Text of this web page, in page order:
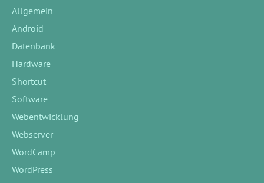
Allgemein
Android
Datenbank
Hardware
Shortcut
Software
Webentwicklung
Webserver
WordCamp
WordPress